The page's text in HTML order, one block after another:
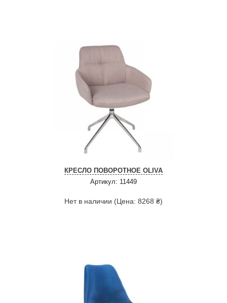
КРЕСЛО ПОВОРОТНОЕ OLIVA
Артикул: 11449
Нет в наличии (Цена: 8268 ₴)